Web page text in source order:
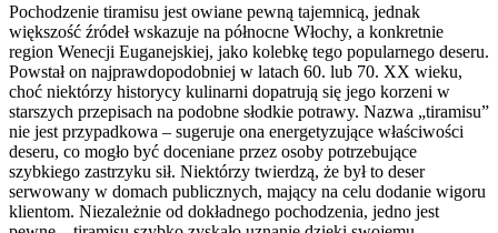
Pochodzenie tiramisu jest owiane pewną tajemnicą, jednak
większość źródeł wskazuje na północne Włochy, a konkretnie
region Wenecji Euganejskiej, jako kolebkę tego popularnego deseru.
Powstał on najprawdopodobniej w latach 60. lub 70. XX wieku,
choć niektórzy historycy kulinarni dopatrują się jego korzeni w
starszych przepisach na podobne słodkie potrawy. Nazwa „tiramisu”
nie jest przypadkowa – sugeruje ona energetyzujące właściwości
deseru, co mogło być doceniane przez osoby potrzebujące
szybkiego zastrzyku sił. Niektórzy twierdzą, że był to deser
serwowany w domach publicznych, mający na celu dodanie wigoru
klientom. Niezależnie od dokładnego pochodzenia, jedno jest